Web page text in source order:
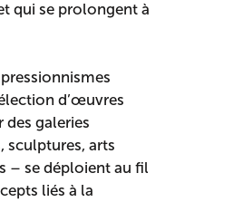
qui se prolongent à
d’œuvres
des galeries
sculptures, arts
– se déploient au fil
liés à la